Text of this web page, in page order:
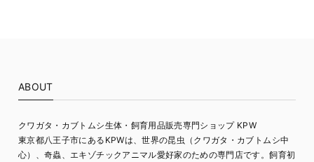
ABOUT
クワガタ・カブトムシ生体・飼育用品販売専門ショップ KPW
東京都八王子市にあるKPWは、世界の昆虫（クワガタ・カブトムシ中
心）、奇蟲、エキゾチックアニマル愛好家のための専門店です。飼育初